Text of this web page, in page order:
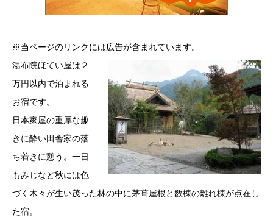
※当ページのリンクには広告が含まれています。
湯布院ほてい屋は２
万円以内で泊まれる
お宿です。
日本家屋の重厚な趣
きに酔い田舎家の落
ち着きに憩う。一日
もみじなど秋には色
づく木々が生い茂った林の中に茅葺屋根と数棟の離れ棟が点在し
た宿。